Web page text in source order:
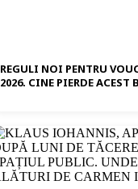
REGULI NOI PENTRU
2026. CINE PIERDE ACEST